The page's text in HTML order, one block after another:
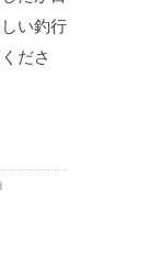
い釣行
ださ